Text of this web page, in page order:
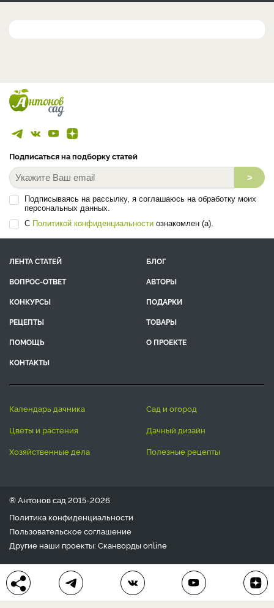
Подписаться на подборку статей
>
Подписываясь на рассылку, я соглашаюсь на обработку моих
персональных данных.
С Политикой конфиденциальности ознакомлен (а).
ЛЕНТА СТАТЕЙ
БЛОГ
ВОПРОС-ОТВЕТ
АВТОРЫ
КОНКУРСЫ
ПОДАРКИ
РЕЦЕПТЫ
ТОВАРЫ
ПОМОЩЬ
О ПРОЕКТЕ
КОНТАКТЫ
календарь дачника
сад и огород
цветы и растения
дачный дизайн
хозяйственные дела
полезные рецепты
® Антонов сад 2015-2026
Политика конфиденциальности
Пользовательское соглашение
Другие наши проекты: Сканвордыonline
Любое использование материала допускается только с
письменного согласия редакции